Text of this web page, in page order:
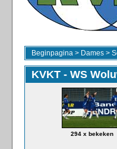
Beginpagina > Dames >
KVKT - WS
294 x bekeken